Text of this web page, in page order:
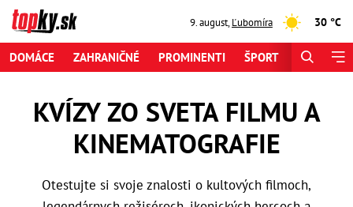
9. august,Ľubomíra 30 °C
DOMÁCE ZAHRANIČNÉ PROMINENTI ŠPORT
KVÍZY ZO SVETA FILMU A
KINEMATOGRAFIE
Otestujte si svoje znalosti o kultových filmoch,